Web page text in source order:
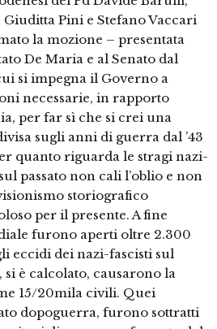
Pini e Stefano Vaccari
la mozione – presentata
De Maria e al Senato dal
si impegna il Governo a
necessarie, in rapporto
per far sì che si crei una
sugli anni di guerra dal ’43
quanto riguarda le stragi nazi-
passato non cali l’oblio e non
storiografico
per il presente. A fine
furono aperti oltre 2.300
eccidi dei nazi-fascisti sul
è calcolato, causarono la
15/20mila civili. Quei
dopoguerra, furono sottratti